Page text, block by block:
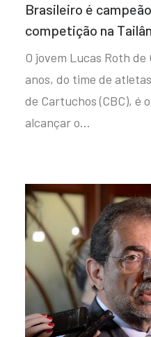
Brasileiro é
competição na
O jovem Lucas Roth
anos, do time de
de Cartuchos (CBC), é
alcançar o…